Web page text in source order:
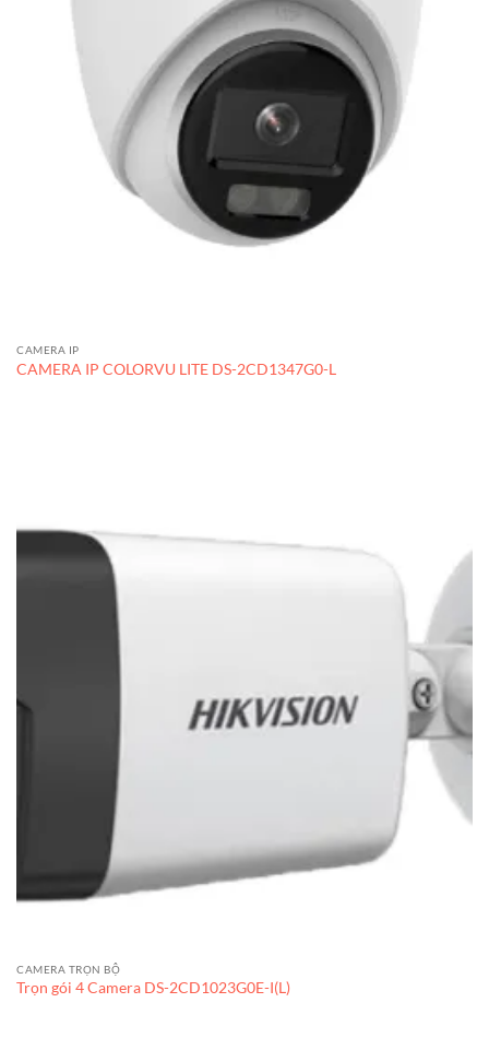
CAMERA IP
CAMERA IP COLORVU LITE DS-2CD1347G0-L
CAMERA TRỌN BỘ
Trọn gói 4 Camera DS-2CD1023G0E-I(L)